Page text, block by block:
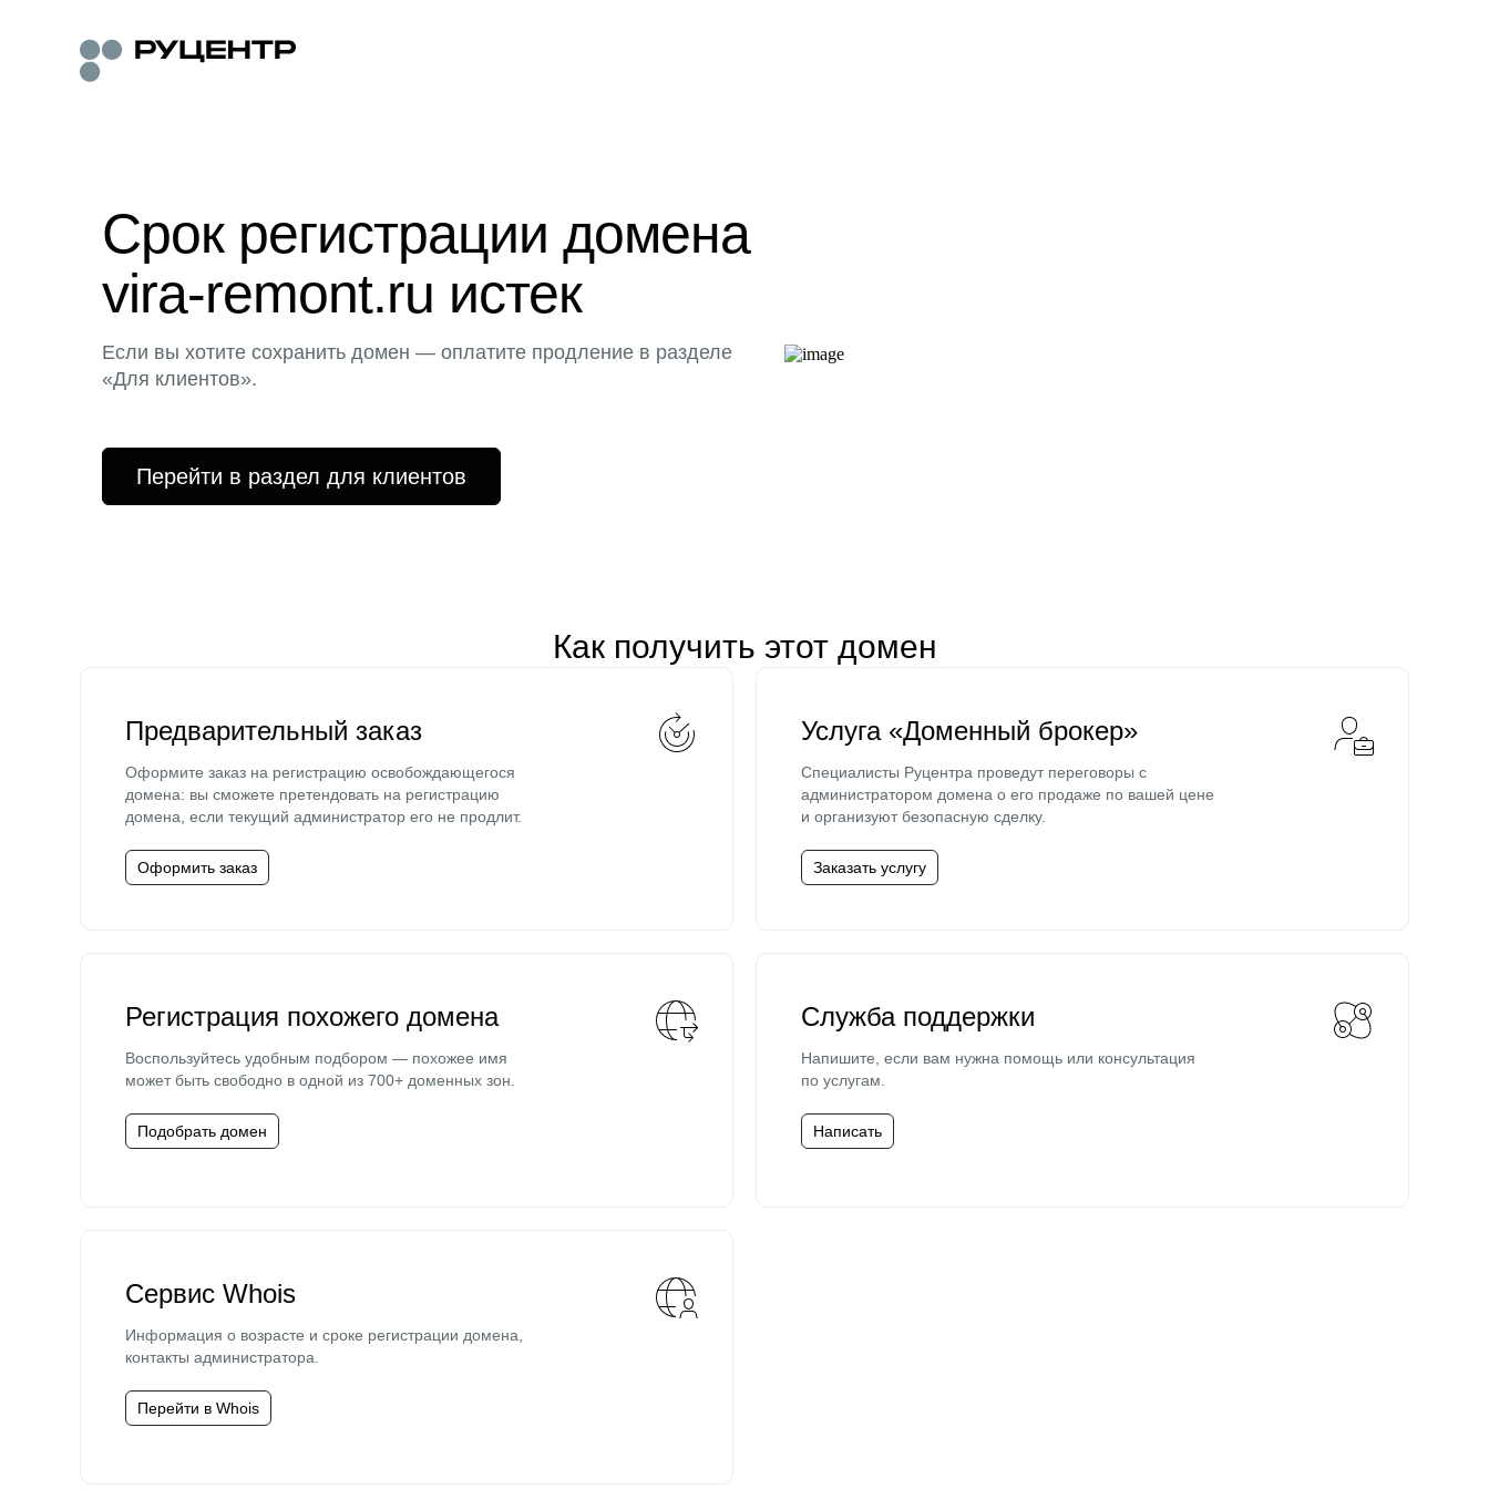
Срок регистрации домена
vira-remont.ru истек
Если вы хотите сохранить домен — оплатите продление в разделе
«Для клиентов».
Перейти в раздел для клиентов
Как получить этот домен
Предварительный заказ
Оформите заказ на регистрацию освобождающегося
домена: вы сможете претендовать на регистрацию
домена, если текущий администратор его не продлит.
Оформить заказ
Услуга «Доменный брокер»
Специалисты Руцентра проведут переговоры с
администратором домена о его продаже по вашей цене
и организуют безопасную сделку.
Заказать услугу
Регистрация похожего домена
Воспользуйтесь удобным подбором — похожее имя
может быть свободно в одной из 700+ доменных зон.
Подобрать домен
Служба поддержки
Напишите, если вам нужна помощь или консультация
по услугам.
Написать
Сервис Whois
Информация о возрасте и сроке регистрации домена,
контакты администратора.
Перейти в Whois